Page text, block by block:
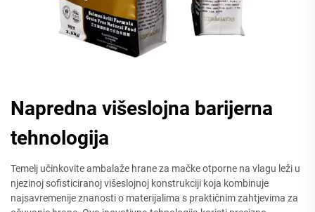
Napredna višeslojna barijerna
tehnologija
Temelj učinkovite ambalaže hrane za mačke otporne na vlagu leži u
njezinoj sofisticiranoj višeslojnoj konstrukciji koja kombinuje
najsavremenije znanosti o materijalima s praktičnim zahtjevima za